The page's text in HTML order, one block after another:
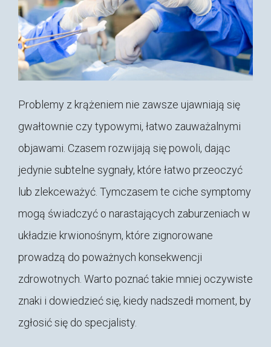
Problemy z krążeniem nie zawsze ujawniają się
gwałtownie czy typowymi, łatwo zauważalnymi
objawami. Czasem rozwijają się powoli, dając
jedynie subtelne sygnały, które łatwo przeoczyć
lub zlekceważyć. Tymczasem te ciche symptomy
mogą świadczyć o narastających zaburzeniach w
układzie krwionośnym, które zignorowane
prowadzą do poważnych konsekwencji
zdrowotnych. Warto poznać takie mniej oczywiste
znaki i dowiedzieć się, kiedy nadszedł moment, by
zgłosić się do specjalisty.